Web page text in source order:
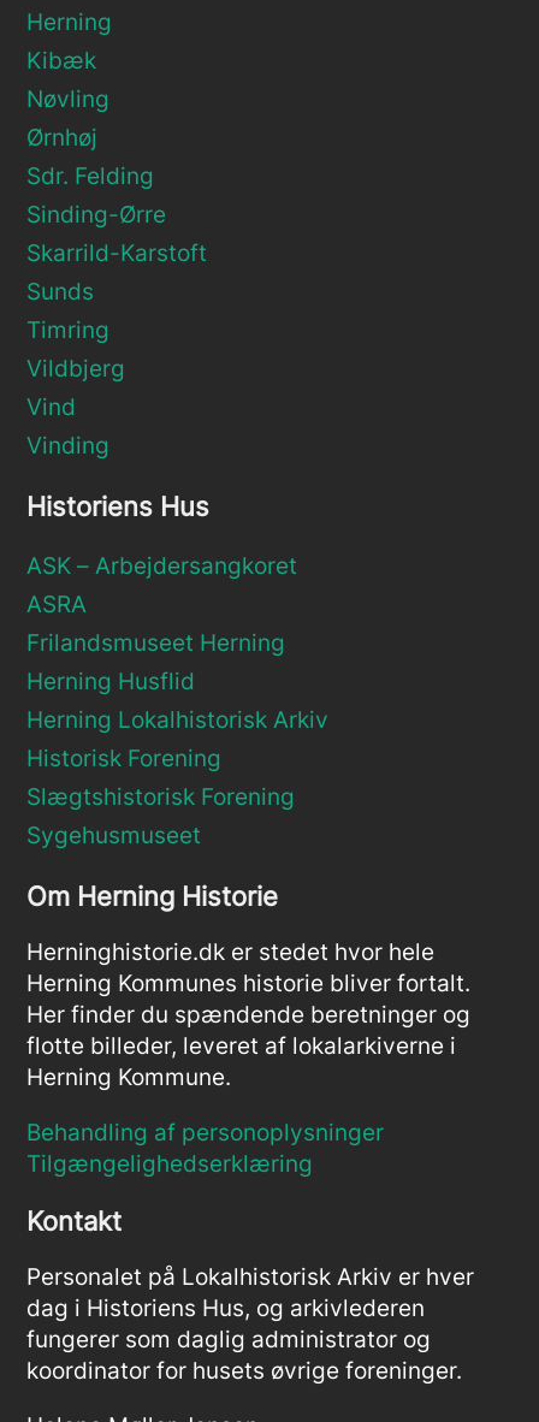
Herning
Kibæk
Nøvling
Ørnhøj
Sdr. Felding
Sinding-Ørre
Skarrild-Karstoft
Sunds
Timring
Vildbjerg
Vind
Vinding
Historiens Hus
ASK – Arbejdersangkoret
ASRA
Frilandsmuseet Herning
Herning Husflid
Herning Lokalhistorisk Arkiv
Historisk Forening
Slægtshistorisk Forening
Sygehusmuseet
Om Herning Historie
Herninghistorie.dk er stedet hvor hele
Herning Kommunes historie bliver fortalt.
Her finder du spændende beretninger og
flotte billeder, leveret af lokalarkiverne i
Herning Kommune.
Behandling af personoplysninger
Tilgængelighedserklæring
Kontakt
Personalet på Lokalhistorisk Arkiv er hver
dag i Historiens Hus, og arkivlederen
fungerer som daglig administrator og
koordinator for husets øvrige foreninger.